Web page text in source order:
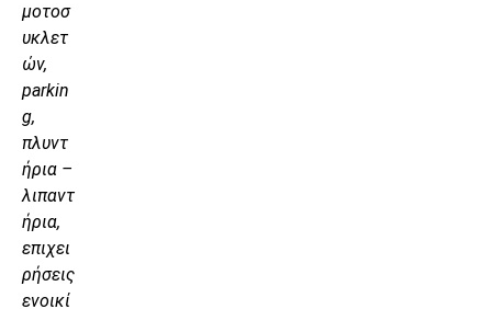
μοτοσ
υκλετ
ών,
parkin
g,
πλυντ
ήρια –
λιπαντ
ήρια,
επιχει
ρήσεις
ενοικί